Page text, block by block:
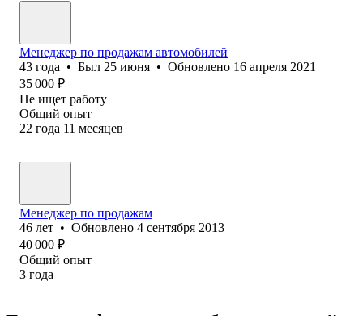
Менеджер по продажам автомобилей
43 года • Был 25 июня • Обновлено 16 апреля 2021
35 000 ₽
Не ищет работу
Общий опыт
22 года 11 месяцев
Менеджер по продажам
46 лет • Обновлено 4 сентября 2013
40 000 ₽
Общий опыт
3 года